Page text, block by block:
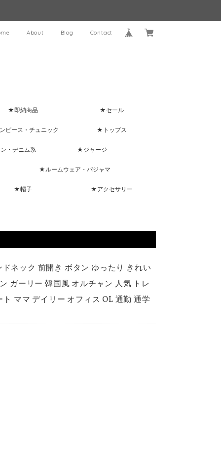
About Blog Contact
★即納商品 ★セール
ピース・チュニック ★トップス
・デニム系 ★ジャージ
★ルームウェア・パジャマ
★帽子 ★アクセサリー
ネック 前開き ボタン ゆったり きれい
ガーリー 韓国風 オルチャン 人気 トレ
ママ デイリー オフィス OL 通勤 通学